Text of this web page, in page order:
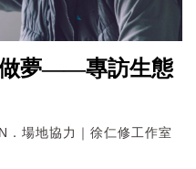
做夢——專訪生態
．場地協力｜徐仁修工作室